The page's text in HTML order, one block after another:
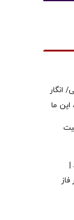
انگار
ما
|
| بازار در فاز